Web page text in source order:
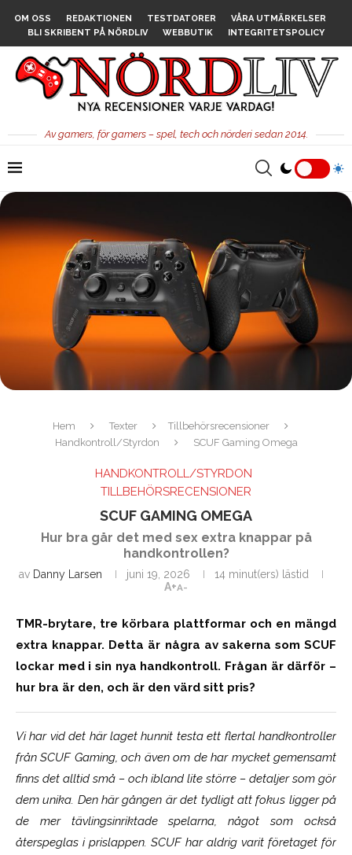
OM OSS REDAKTIONEN TESTDATORER
VÅRA UTMÄRKELSER
BLI SKRIBENT PÅ NÖRDLIV
WEBBUTIK INTEGRITETSPOLICY
Av gamers, för gamers – spel, tech och nörderi sedan 2014.
Hem Texter
Tillbehörsrecensioner
Handkontroll/Styrdon
SCUF Gaming Omega
HANDKONTROLL/STYRDON
TILLBEHÖRSRECENSIONER
SCUF GAMING OMEGA
Hur bra går det med sex extra knappar på
handkontrollen?
av Danny Larsen juni 19, 2026
14 minut(ers) lästid
A+A-
TMR-brytare, tre körbara plattformar och en mängd
extra knappar. Detta är några av sakerna som SCUF
lockar med i sin nya handkontroll. Frågan är därför –
hur bra är den, och är den värd sitt pris?
Vi har vid det här laget hunnit testa ett flertal handkontroller
från SCUF Gaming, och även om de har mycket gemensamt
finns det alltid små – och ibland lite större – detaljer som gör
dem unika. Den här gången är det tydligt att fokus ligger på
de mer tävlingsinriktade spelarna, något som också
återspeglas i prislappen. SCUF har aldrig varit företaget för